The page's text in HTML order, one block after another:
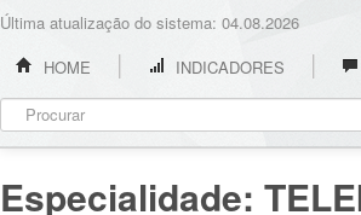
Última atualização do sistema: 04.08.2026
HOME
INDICADORES
Especialidade: